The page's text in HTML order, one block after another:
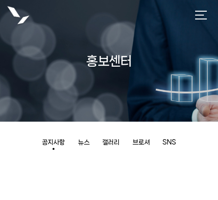
홍보센터
공지사항 뉴스 갤러리 브로셔 SNS